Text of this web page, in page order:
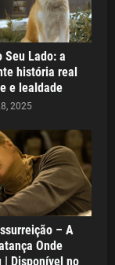
Seu Lado: a
história real
e lealdade
2025
– A
Onde
| Disponível no